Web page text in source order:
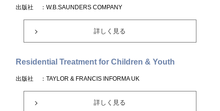
出版社 ：W.B.SAUNDERS COMPANY
詳しく見る
Residential Treatment for Children & Youth
出版社 ：TAYLOR & FRANCIS INFORMA UK
詳しく見る